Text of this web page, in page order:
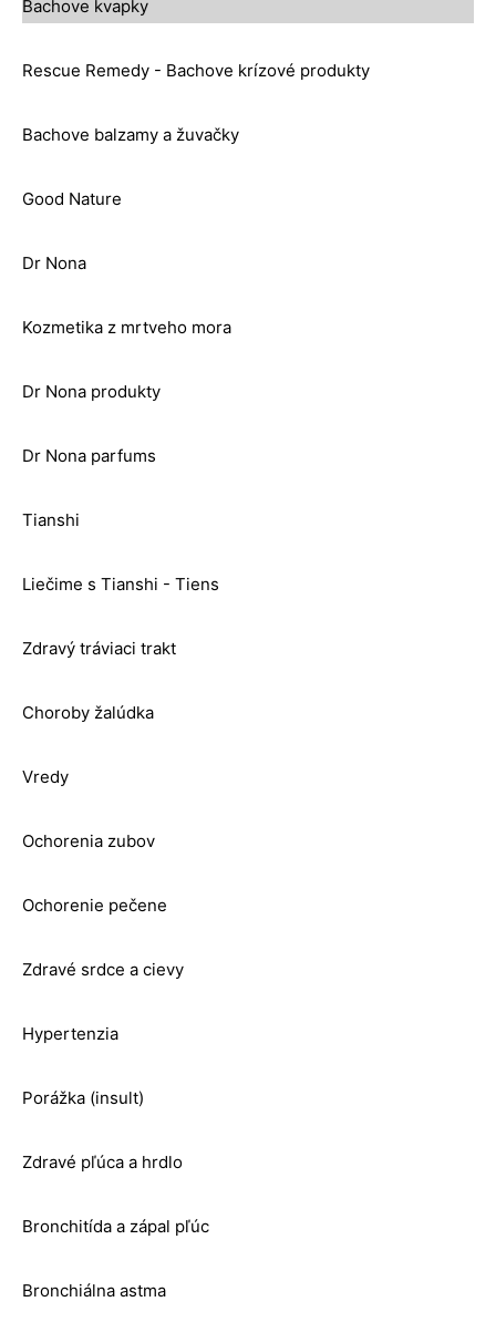
Bachove kvapky
Rescue Remedy - Bachove krízové produkty
Bachove balzamy a žuvačky
Good Nature
Dr Nona
Kozmetika z mrtveho mora
Dr Nona produkty
Dr Nona parfums
Tianshi
Liečime s Tianshi - Tiens
Zdravý tráviaci trakt
Choroby žalúdka
Vredy
Ochorenia zubov
Ochorenie pečene
Zdravé srdce a cievy
Hypertenzia
Porážka (insult)
Zdravé pľúca a hrdlo
Bronchitída a zápal pľúc
Bronchiálna astma